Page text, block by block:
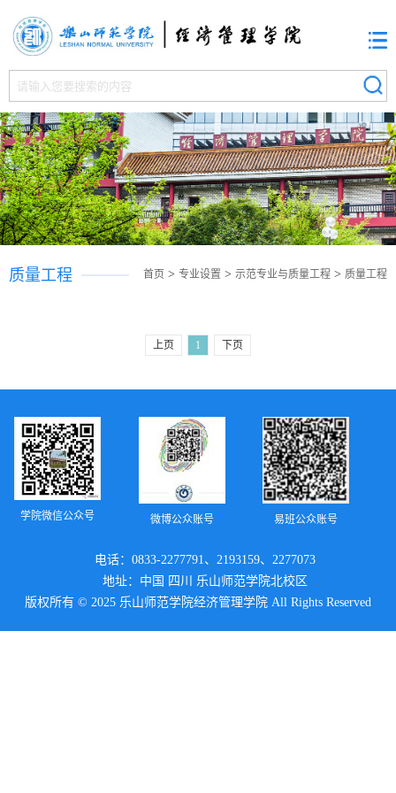
首页 > 专业设置 > 示范专业与质量工程 > 质量工程
质量工程
上页 1 下页
学院微信公众号 微博公众账号 易班公众账号
电话：0833-2277791、2193159、2277073
地址：中国 四川 乐山师范学院北校区
版权所有 © 2025 乐山师范学院经济管理学院 All Rights Reserved